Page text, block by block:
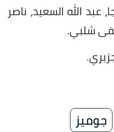
عبد الله السعيد، ناصر
شلبي.
جوميز